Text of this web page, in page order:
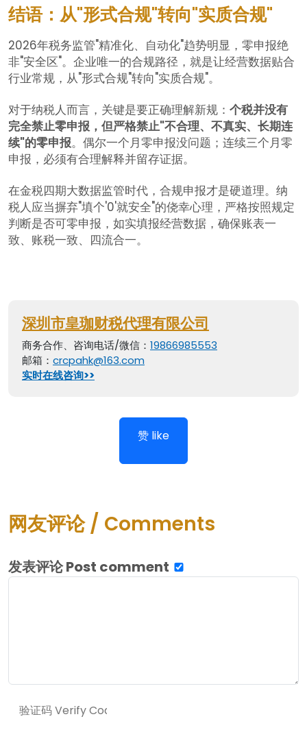
结语：从"形式合规"转向"实质合规"
2026年税务监管"精准化、自动化"趋势明显，零申报绝
非"安全区"。企业唯一的合规路径，就是让经营数据贴合
行业常规，从"形式合规"转向"实质合规"。
对于纳税人而言，关键是要正确理解新规： 个税并没有
完全禁止零申报，但严格禁止"不合理、不真实、长期连
续"的零申报。偶尔一个月零申报没问题；连续三个月零
申报，必须有合理解释并留存证据。
在金税四期大数据监管时代，合规申报才是硬道理。纳
税人应当摒弃"填个'0'就安全"的侥幸心理，严格按照规定
判断是否可零申报，如实填报经营数据，确保账表一
致、账税一致、四流合一。
深圳市皇珈财税代理有限公司
商务合作、咨询电话/微信： 19866985553
邮箱： crcpahk@163.com
实时在线咨询>>
赞 like
网友评论 / Comments
发表评论 Post comment